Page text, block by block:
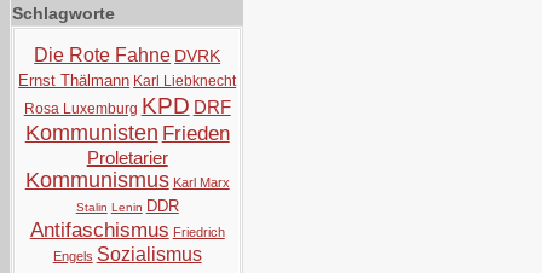
Schlagworte
Die Rote Fahne DVRK
Ernst Thälmann Karl Liebknecht
Rosa Luxemburg KPD DRF
Kommunisten Frieden
Proletarier
Kommunismus Karl Marx
Stalin Lenin DDR
Antifaschismus Friedrich
Engels Sozialismus